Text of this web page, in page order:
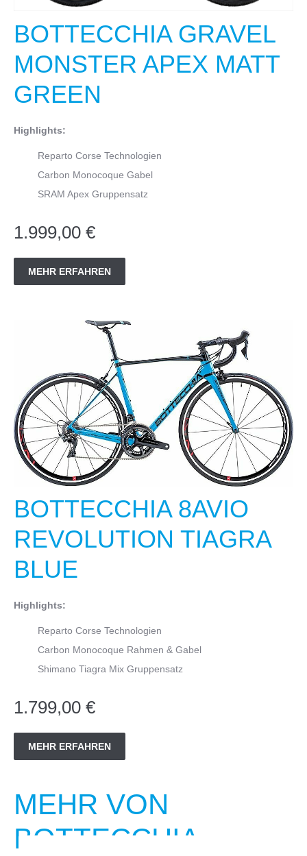
BOTTECCHIA GRAVEL
MONSTER APEX MATT
GREEN
Highlights:
Reparto Corse Technologien
Carbon Monocoque Gabel
SRAM Apex Gruppensatz
1.999,00 €
MEHR ERFAHREN
BOTTECCHIA 8AVIO
REVOLUTION TIAGRA
BLUE
Highlights:
Reparto Corse Technologien
Carbon Monocoque Rahmen & Gabel
Shimano Tiagra Mix Gruppensatz
1.799,00 €
MEHR ERFAHREN
MEHR VON
BOTTECCHIA